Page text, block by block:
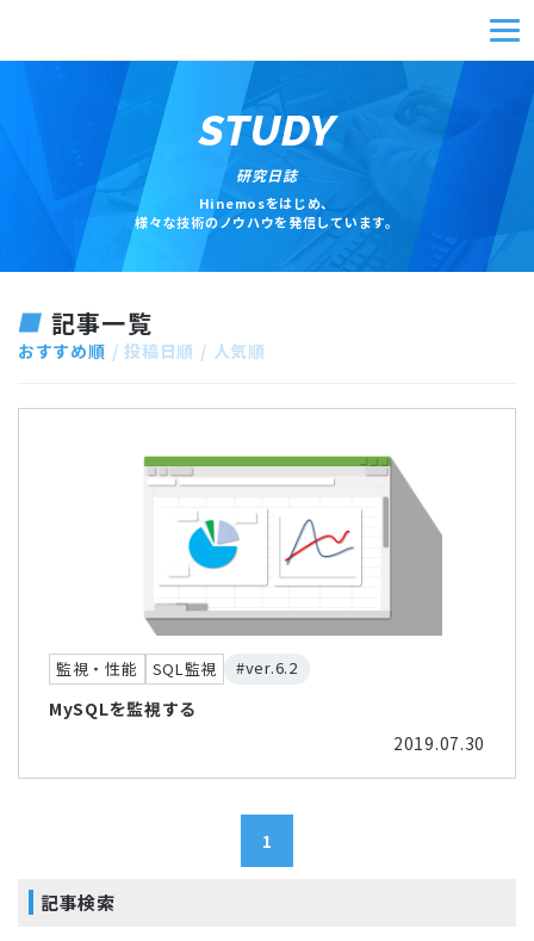
STUDY
研究日誌
Hinemosをはじめ、
様々な技術のノウハウを発信しています。
記事一覧
おすすめ順 投稿日順 人気順
監視・性能 SQL監視 #ver.6.2
MySQLを監視する
2019.07.30
1
記事検索